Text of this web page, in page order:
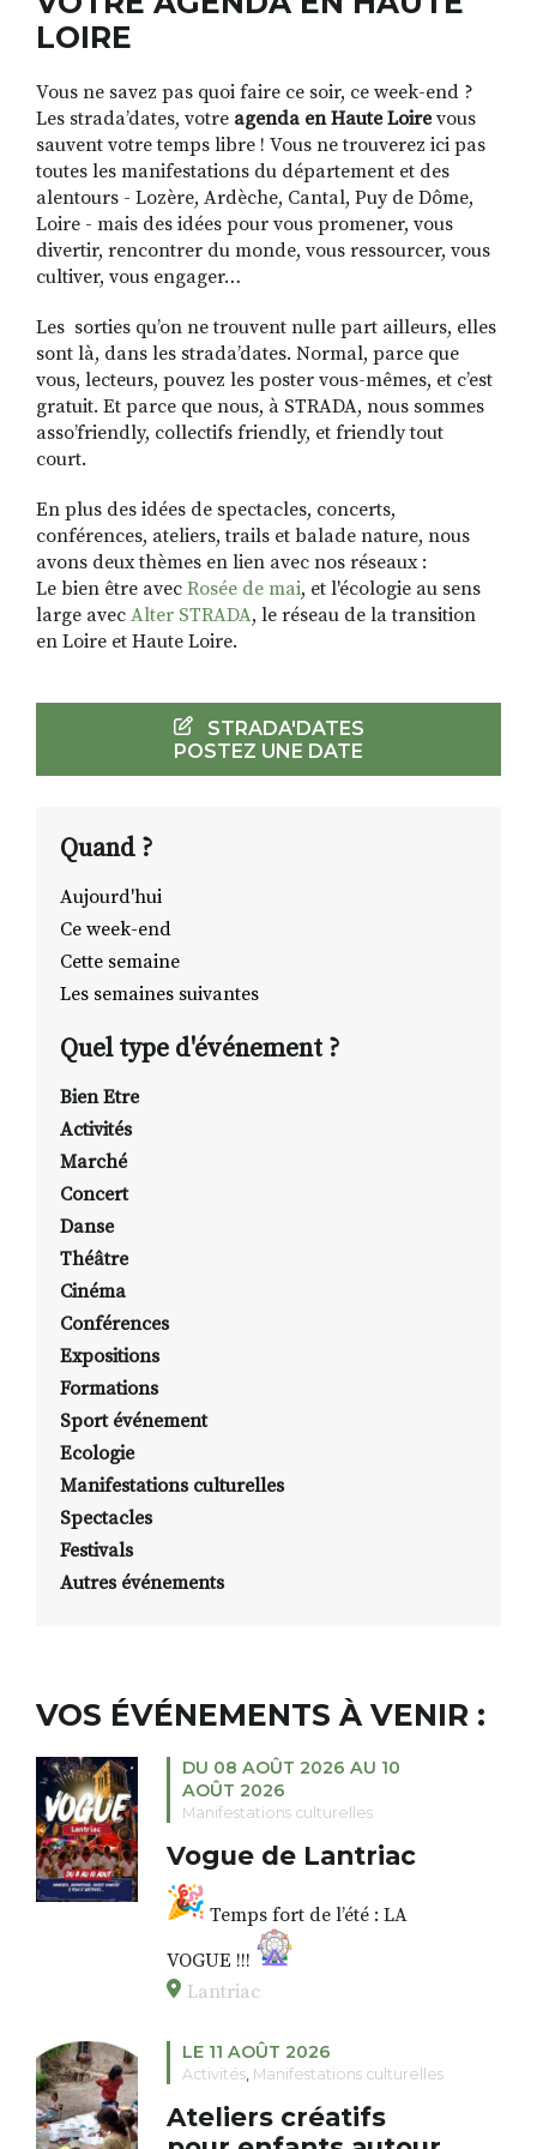
RECHERCHER
S'ABONNER
S'INSCRIRE À LA NEWSLETTER
FACEBOOKINSTAGRAM
LINKEDINYOUTUBE
LOIRE
Vous ne savez pas quoi faire ce soir, ce week-end ?
Les strada’dates, votre agenda en Haute Loirevous
sauvent votre temps libre ! Vous ne trouverez ici pas
toutes les manifestations du département et des
alentours - Lozère, Ardèche, Cantal, Puy de Dôme,
Loire - mais des idées pour vous promener, vous
divertir, rencontrer du monde, vous ressourcer, vous
cultiver, vous engager…
Les sorties qu’on ne trouvent nulle part ailleurs, elles
sont là, dans les strada’dates. Normal, parce que
vous, lecteurs, pouvez les poster vous-mêmes, et c’est
gratuit. Et parce que nous, à STRADA, nous sommes
asso’friendly, collectifs friendly, et friendly tout
court.
En plus des idées de spectacles, concerts,
conférences, ateliers, trails et balade nature, nous
avons deux thèmes en lien avec nos réseaux :
Le bien être avec Rosée de mai, et l'écologie au sens
large avec Alter STRADA, le réseau de la transition
en Loire et Haute Loire.
STRADA'DATES
POSTEZ UNE DATE
Quand ?
Aujourd'hui
Ce week-end
Cette semaine
Les semaines suivantes
Quel type d'événement ?
Bien Etre
Activités
Marché
Concert
Danse
Théâtre
Cinéma
Conférences
Expositions
Formations
Sport événement
Ecologie
Manifestations culturelles
Spectacles
Festivals
Autres événements
VOS ÉVÉNEMENTS À VENIR :
DU 08 AOÛT 2026 AU 10
AOÛT 2026
Manifestations culturelles
Vogue de Lantriac
Temps fort de l’été : LA
VOGUE !!!
end 100 % festif avec Fest’In
Lantri et les associations
lantriacoises. Ambiance, rires et
bonne humeur seront au
rendez-vous… impossible de
Lantriac
LE 11 AOÛT 2026
Activités Manifestations culturelles
Ateliers créatifs